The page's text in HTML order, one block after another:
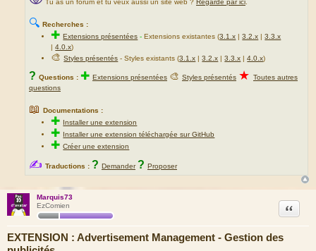
Tu as un forum et tu veux aussi un site web ? Regarde par ici
🔍 Recherches :
✚Extensions présentées -Extensions existantes (3.1.x |3.2.x |3.3.x
|4.0.x)
🎨Styles présentés - Styles existants (3.1.x |3.2.x |3.3.x |4.0.x)
? Questions : ✚ Extensions présentées 🎨 Styles présentés ★ Toutes autres
questions
📖 Documentations :
✚ Installer une extension
✚ Installer une extension téléchargée sur GitHub
✚Créer une extension
✍ Traductions : ? Demander ? Proposer
Marquis73
EzComien
EXTENSION : Advertisement Management - Gestion des
Citation